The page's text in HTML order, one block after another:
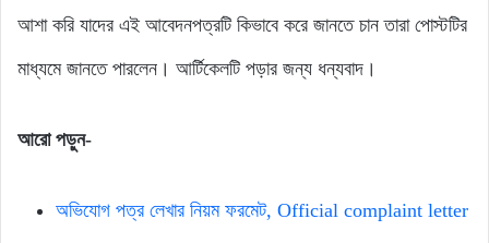
আশা করি যাদের এই আবেদনপত্রটি কিভাবে করে জানতে চান তারা পোস্টটির
মাধ্যমে জানতে পারলেন। আর্টিকেলটি পড়ার জন্য ধন্যবাদ।
আরো পড়ুন-
অভিযোগ পত্র লেখার নিয়ম ফরমেট, Official complaint letter